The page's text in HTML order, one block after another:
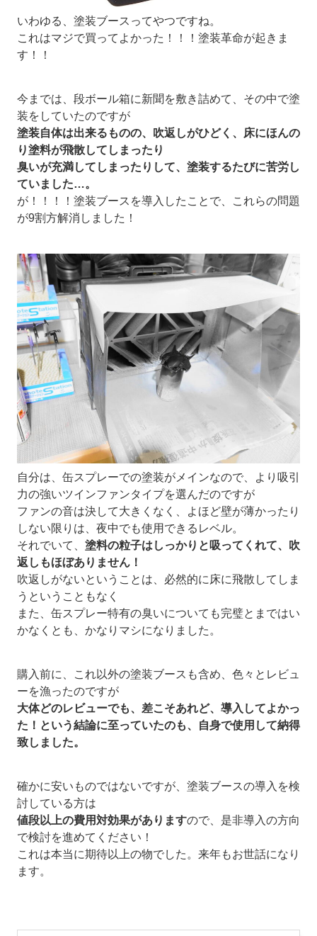
いわゆる、塗装ブースってやつですね。
これはマジで買ってよかった！！！塗装革命が起きま
す！！
今までは、段ボール箱に新聞を敷き詰めて、その中で塗
装をしていたのですが
塗装自体は出来るものの、吹返しがひどく、床にほんの
り塗料が飛散してしまったり
臭いが充満してしまったりして、塗装するたびに苦労し
ていました…。
が！！！！塗装ブースを導入したことで、これらの問題
が9割方解消しました！
自分は、缶スプレーでの塗装がメインなので、より吸引
力の強いツインファンタイプを選んだのですが
ファンの音は決して大きくなく、よほど壁が薄かったり
しない限りは、夜中でも使用できるレベル。
それでいて、 塗料の粒子はしっかりと吸ってくれて、吹
返しもほぼありません！
吹返しがないということは、必然的に床に飛散してしま
うということもなく
また、缶スプレー特有の臭いについても完璧とまではい
かなくとも、かなりマシになりました。
購入前に、これ以外の塗装ブースも含め、色々とレビュ
ーを漁ったのですが
大体どのレビューでも、差こそあれど、導入してよかっ
た！という結論に至っていたのも、自身で使用して納得
致しました。
確かに安いものではないですが、塗装ブースの導入を検
討している方は
値段以上の費用対効果がありますので、是非導入の方向
で検討を進めてください！
これは本当に期待以上の物でした。来年もお世話になり
ます。